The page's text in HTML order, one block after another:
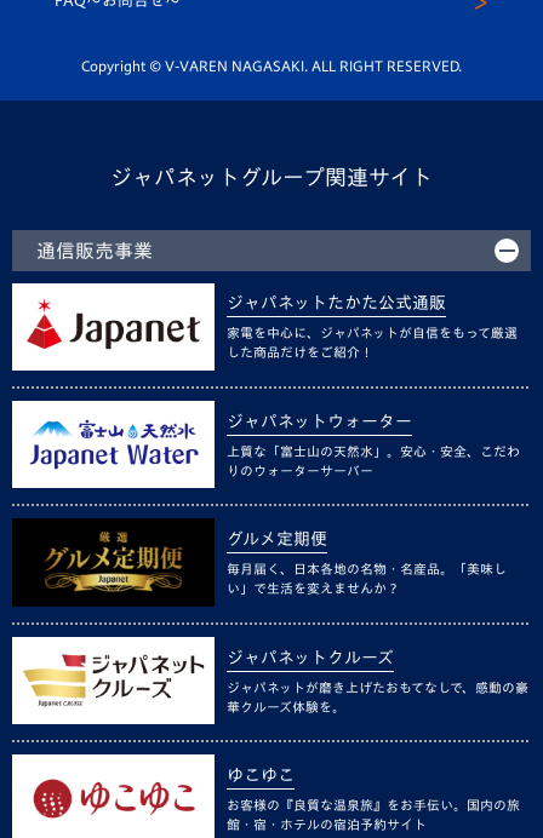
ホームタウン活動
Copyright © V-VAREN NAGASAKI. ALL RIGHT RESERVED.
ジャパネットグループ関連サイト
通信販売事業
ジャパネットたかた公式通販
家電を中心に、ジャパネットが自信をもって厳選
した商品だけをご紹介！
ジャパネットウォーター
上質な「富士山の天然水」。安心・安全、こだわ
りのウォーターサーバー
グルメ定期便
毎月届く、日本各地の名物・名産品。「美味し
い」で生活を変えませんか？
ジャパネットクルーズ
ジャパネットが磨き上げたおもてなしで、感動の豪
華クルーズ体験を。
ゆこゆこ
お客様の『良質な温泉旅』をお手伝い。国内の旅
館・宿・ホテルの宿泊予約サイト